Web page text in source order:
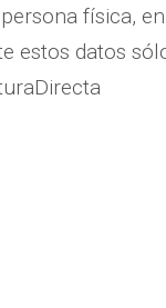
física,
estos datos